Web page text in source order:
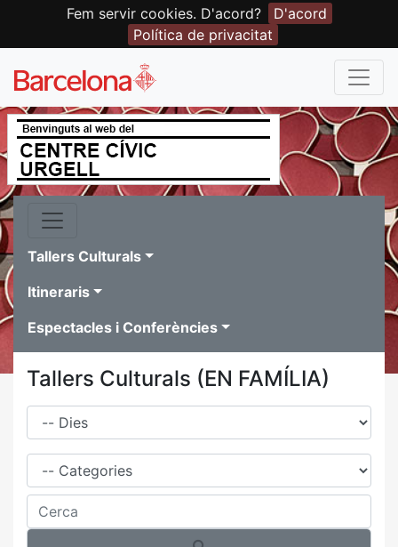
Fem servir cookies. D'acord?
D'acord
Política de privacitat
Tallers Culturals
Itineraris
Espectacles i Conferències
Tallers Culturals (EN FAMÍLIA)
Dies
Família
Cerca